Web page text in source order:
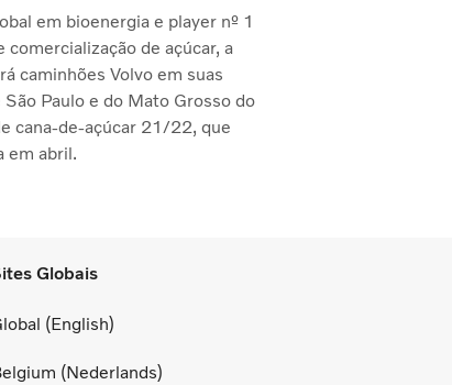
em bioenergia e player nº 1
comercialização de açúcar, a
caminhões Volvo em suas
Paulo e do Mato Grosso do
cana-de-açúcar 21/22, que
em abril.
Globais
(English)
(Nederlands)